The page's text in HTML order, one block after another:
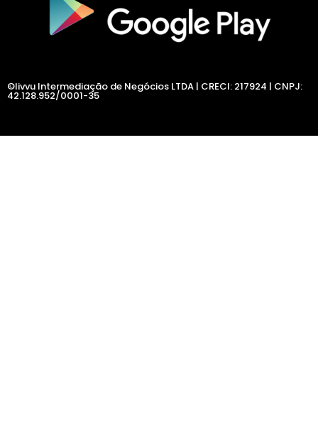
©livvu Intermediação de Negócios LTDA | CRECI: 217924 | CNPJ:
42.128.952/0001-35